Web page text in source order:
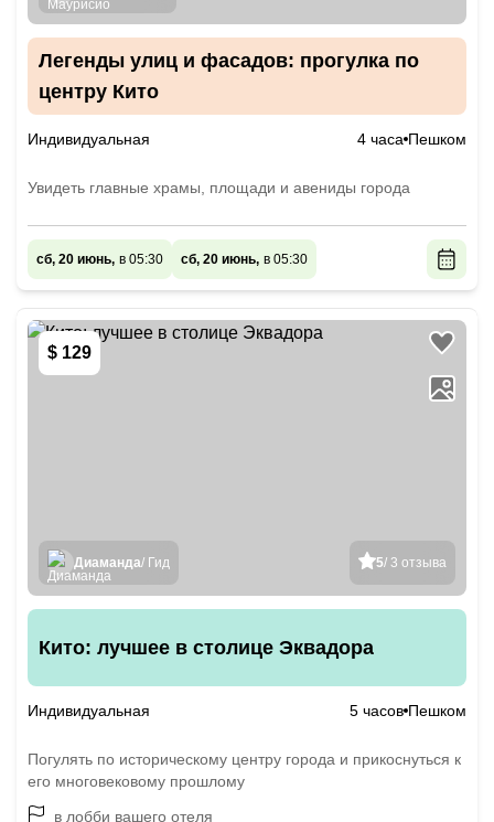
Легенды улиц и фасадов: прогулка по
центру Кито
Индивидуальная 4 часа Пешком
Увидеть главные храмы, площади и авениды города
сб, 20 июнь, в 05:30 сб, 20 июнь, в 05:30
$ 129
5/ 3 отзыва
Диаманда/ Гид
Кито: лучшее в столице Эквадора
Индивидуальная 5 часов Пешком
Погулять по историческому центру города и прикоснуться к
его многовековому прошлому
в лобби вашего отеля